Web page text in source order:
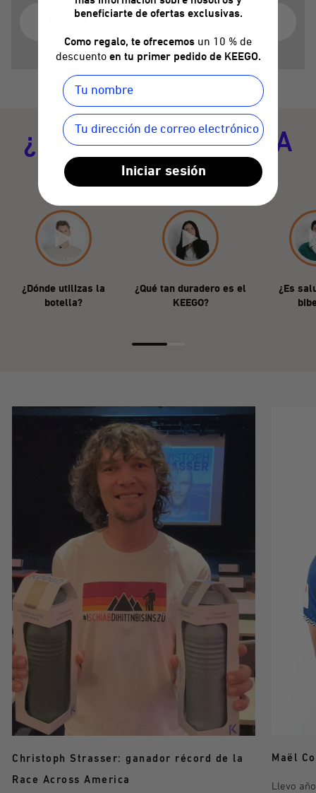
El problema de las botellas de plástico
¿QUÉ CARACTERIZA A
KEEGO?
¿Dónde utilizas la
botella?
¿Qué tan duradero es el
KEEGO?
¿Es
Christoph Strasser: ganador récord de la
Race Across America
Maël
Llevo
beneficiarte de ofertas exclusivas.
Como regalo, te ofrecemos un 10 % de
descuentoen tu primer pedido de KEEGO.
Iniciar sesión